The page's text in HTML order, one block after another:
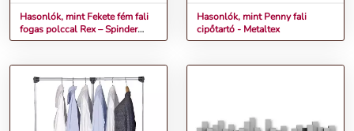
Hasonlók, mint Fekete fém fali
fogas polccal Rex – Spinder
Design
Hasonlók, mint Penny fali
cipőtartó - Metaltex